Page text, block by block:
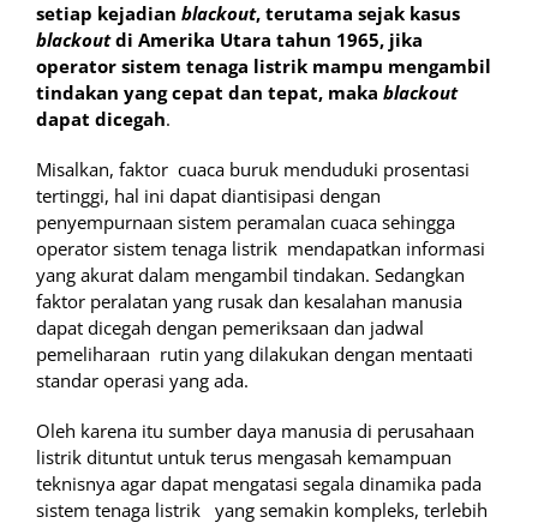
setiap kejadian blackout, terutama sejak kasus
blackoutdi Amerika Utara tahun 1965, jika
operator sistem tenaga listrik mampu mengambil
tindakan yang cepat dan tepat, maka blackout
dapat dicegah.
Misalkan, faktor cuaca buruk menduduki prosentasi
tertinggi, hal ini dapat diantisipasi dengan
penyempurnaan sistem peramalan cuaca sehingga
operator sistem tenaga listrik mendapatkan informasi
yang akurat dalam mengambil tindakan. Sedangkan
faktor peralatan yang rusak dan kesalahan manusia
dapat dicegah dengan pemeriksaan dan jadwal
pemeliharaan rutin yang dilakukan dengan mentaati
standar operasi yang ada.
Oleh karena itu sumber daya manusia di perusahaan
listrik dituntut untuk terus mengasah kemampuan
teknisnya agar dapat mengatasi segala dinamika pada
sistem tenaga listrik yang semakin kompleks, terlebih